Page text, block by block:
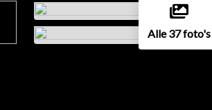
Alle 37 foto's